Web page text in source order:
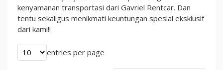
kenyamanan transportasi dari Gavriel Rentcar. Dan
tentu sekaligus menikmati keuntungan spesial eksklusif
dari kami!!
entries per page